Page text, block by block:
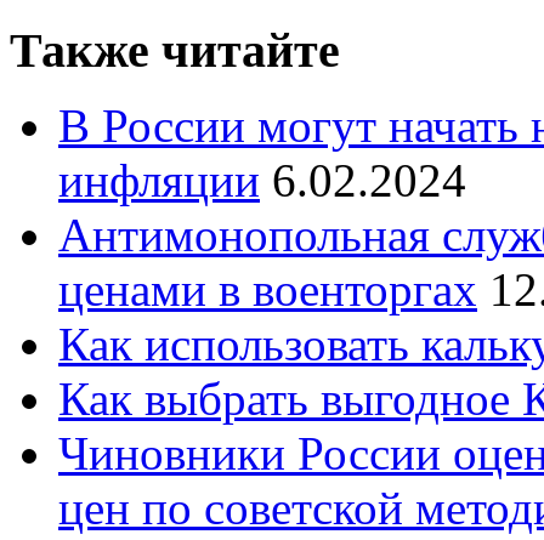
Также читайте
В России могут начать
инфляции 6.02.2024
Антимонопольная
ценами в военторгах
Как использовать
Как выбрать выгодное
Чиновники России
цен по советской